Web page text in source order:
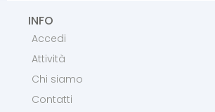
INFO
Accedi
Attività
Chi siamo
Contatti